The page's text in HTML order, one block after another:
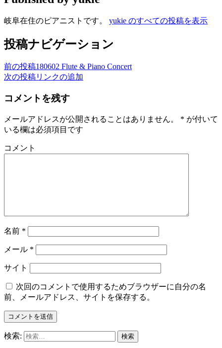
岐阜在住のピアニストです。 yukie のすべての投稿を表示
投稿ナビゲーション
前の投稿180602 Flute & Piano Concert
次の投稿リンクの追加
コメントを残す
メールアドレスが公開されることはありません。 * が付いて
いる欄は必須項目です
コメント
名前 *
メール *
サイト
次回のコメントで使用するためブラウザーに自分の名
前、メールアドレス、サイトを保存する。
検索: